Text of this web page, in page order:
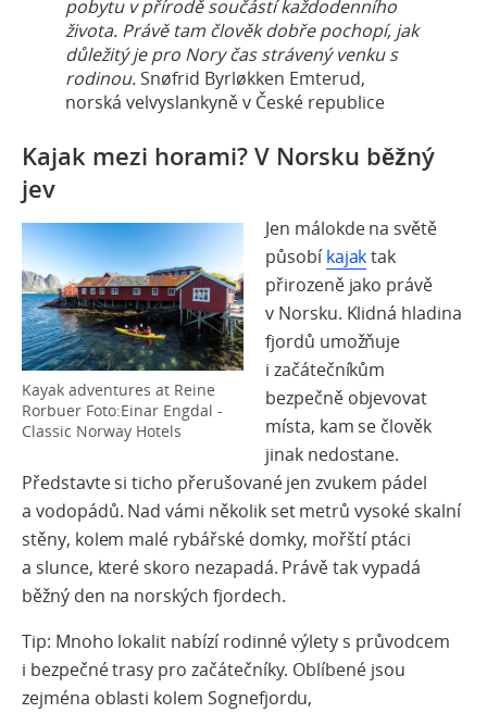
pobytu v přírodě součástí každodenního
života. Právě tam člověk dobře pochopí, jak
důležitý je pro Nory čas strávený venku s
rodinou. Snøfrid Byrløkken Emterud,
norská velvyslankyně v České republice
Kajak mezi horami? V Norsku běžný
jev
Kayak adventures at Reine
Rorbuer Foto:Einar Engdal -
Classic Norway Hotels
Jen málokde na světě
působíkajaktak
přirozeně jako právě
v Norsku. Klidná hladina
fjordů umožňuje
i začátečníkům
bezpečně objevovat
místa, kam se člověk
jinak nedostane.
Představte si ticho přerušované jen zvukem pádel
a vodopádů. Nad vámi několik set metrů vysoké skalní
stěny, kolem malé rybářské domky, mořští ptáci
a slunce, které skoro nezapadá. Právě tak vypadá
běžný den na norských fjordech.
Tip: Mnoho lokalit nabízí rodinné výlety s průvodcem
i bezpečné trasy pro začátečníky. Oblíbené jsou
zejména oblasti kolem Sognefjordu,